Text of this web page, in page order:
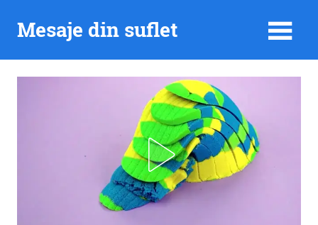
Mesaje din suflet